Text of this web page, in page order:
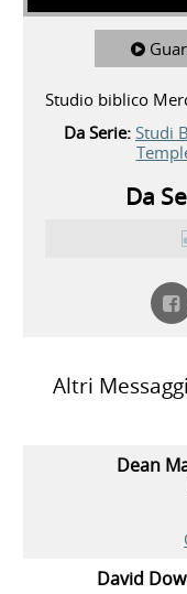
Studio biblico
Da Serie: Studi
Da
Altri
Dean
David